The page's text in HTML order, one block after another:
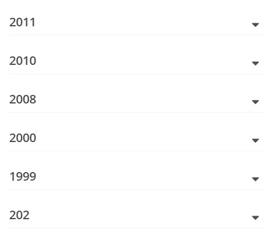
2011
2010
2008
2000
1999
202